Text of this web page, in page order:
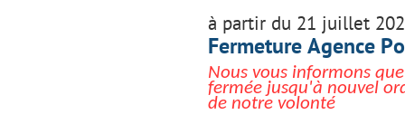
à partir du 21 juillet
Fermeture Agence
Nous vous informons
fermée jusqu'à nouvel
de notre volonté